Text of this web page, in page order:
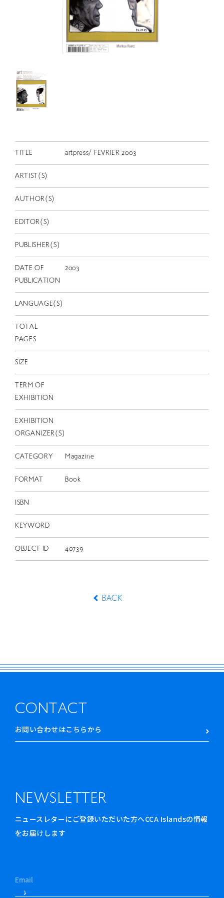
コンサート
動画
スカラシップ受賞者
EN
TITLE artpress/ FEVRIER 2003
ARTIST(S)
AUTHOR(S)
EDITOR(S)
PUBLISHER(S)
DATE OF
PUBLICATION
2003
LANGUAGE(S)
TOTAL
PAGES
SIZE
TERM OF
EXHIBITION
EXHIBITION
ORGANIZER(S)
CATEGORY Magazine
FORMAT Book
ISBN
KEYWORD
OBJECT ID 40739
BACK
CONTACT
お問い合わせはこちらから
NEWSLETTER
ニュースレターにご登録いただいた方へCCA Islandsの情報
をお届けします